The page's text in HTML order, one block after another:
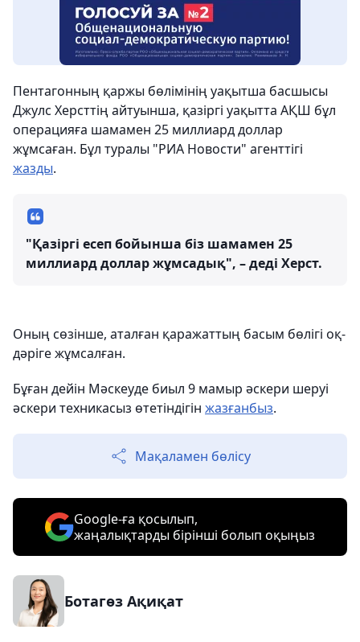
Пентагонның қаржы бөлімінің уақытша басшысы
Джулс Херсттің айтуынша, қазіргі уақытта АҚШ бұл
операцияға шамамен 25 миллиард доллар
жұмсаған. Бұл туралы "РИА Новости" агенттігі
жазды.
"Қазіргі есеп бойынша біз шамамен 25
миллиард доллар жұмсадық", – деді Херст.
Оның сөзінше, аталған қаражаттың басым бөлігі оқ-
дәріге жұмсалған.
Бұған дейін Мәскеуде биыл 9 мамыр әскери шеруі
әскери техникасыз өтетіндігін жазғанбыз.
Мақаламен бөлісу
Google-ға қосылып,
жаңалықтарды бірінші болып оқыңыз
Ботагөз Ақиқат